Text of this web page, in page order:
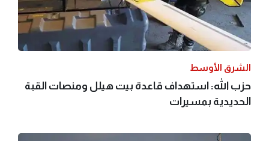
الشرق الأوسط
حزب الله: استهداف قاعدة بيت هيلل ومنصات القبة
الحديدية بمسيرات